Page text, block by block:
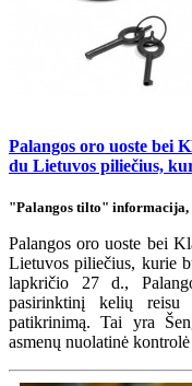
Palangos oro uoste bei
du Lietuvos piliečius,
"Palangos tilto" informacija,
Palangos oro uoste bei
Lietuvos piliečius, kurie
lapkričio 27 d.,
pasirinktinį kelių reisu
patikrinimą. Tai yra
asmenų nuolatinė